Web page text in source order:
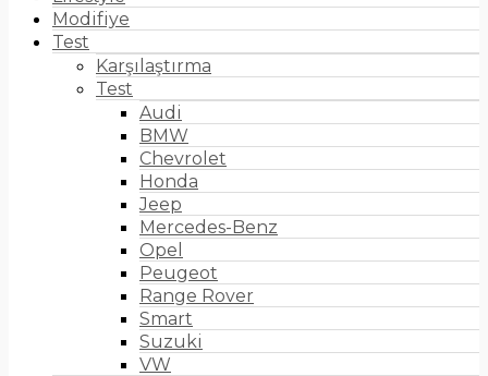
Modifiye
Test
Karşılaştırma
Test
Audi
BMW
Chevrolet
Honda
Jeep
Mercedes-Benz
Opel
Peugeot
Range Rover
Smart
Suzuki
VW